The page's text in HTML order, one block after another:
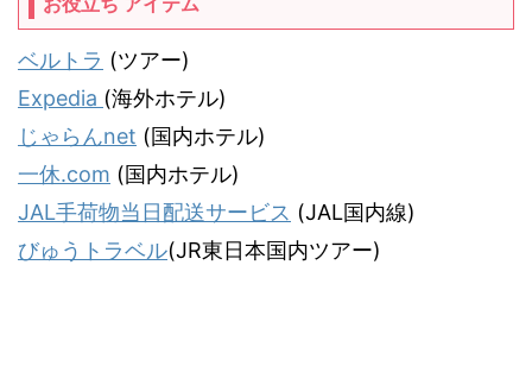
ベルトラ (ツアー)
Expedia (海外ホテル)
じゃらんnet (国内ホテル)
一休.com (国内ホテル)
JAL手荷物当日配送サービス (JAL国内線)
びゅうトラベル(JR東日本国内ツアー)